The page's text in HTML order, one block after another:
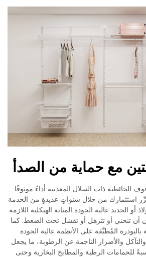
مع حماية من الصدأ
الحائطية ذات السلال المعدنية أداءً موثوقًا
استثمارك من خلال سنواتٍ عديدةٍ من الخدمة
أو الحديد عالية الجودة المتانة الهيكلية اللازمة
أن تنحني أو تترهل أو تفشل تحت الضغط. كما
المُطبَّقة على الأنظمة عالية الجودة
والأضرار الناجمة عن الرطوبة، ما يجعل
للحمامات الرطبة والمطابخ البخارية وحتى